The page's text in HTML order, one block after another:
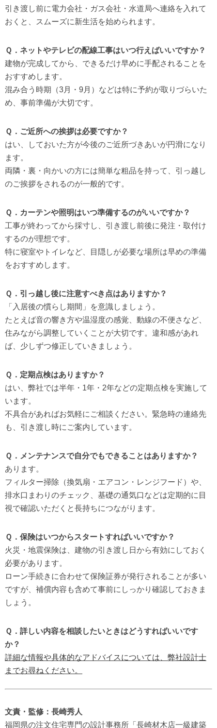
引き渡し前に電力会社・ガス会社・水道局へ連絡を入れて
おくと、スムーズに新生活を始められます。
Ｑ．ネットやテレビの配線工事はいつ行えばいいですか？
建物が完成してから、できるだけ早めに手配されることを
おすすめします。
混み合う時期（3月・9月）などは特に予約が取りづらいた
め、事前準備が大切です。
Ｑ．ご近所への挨拶は必要ですか？
はい、しておいた方が今後のご近所づきあいが円滑になり
ます。
両隣・裏・向かいの方には簡単な粗品を持って、引っ越し
のご挨拶をされるのが一般的です。
Ｑ．カーテンや照明はいつ準備するのがいいですか？
工事が終わってから採寸し、引き渡し前後に発注・取付け
するのが理想です。
特に寝室やトイレなど、目隠しが必要な場所は早めの準備
をおすすめします。
Ｑ．引っ越し後に注意すべき点はありますか？
「入居後の慣らし期間」を意識しましょう。
たとえば音の響き方や温湿度の感覚、動線の不便さなど、
住みながら調整していくことが大切です。違和感があれ
ば、少しずつ修正していきましょう。
Ｑ．定期点検はありますか？
はい、弊社では半年・1年・2年などの定期点検を実施して
います。
不具合があればお気軽にご相談ください。緊急時の連絡先
も、引き渡し時にご案内しています。
Ｑ．メンテナンスで自分でもできることはありますか？
あります。
フィルター掃除（換気扇・エアコン・レンジフード）や、
排水口まわりのチェック、基礎の通気口などは定期的に目
視で確認いただくと長持ちにつながります。
Ｑ．保険はいつからスタートすればいいですか？
火災・地震保険は、建物の引き渡し日から有効にしておく
必要があります。
ローン手続きに合わせて保険証券が発行されることが多い
ですが、補償内容も含めて事前にしっかり確認しておきま
しょう。
Ｑ．詳しい内容を相談したいときはどうすればいいです
か？
詳細な情報や具体的なアドバイスについては、弊社設計士
までお尋ねください。
文責・監修：長崎秀人
福岡県の注文住宅専門の設計事務所「長崎材木店一級建築